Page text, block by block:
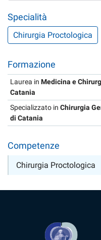
Formazione
Laurea in Medicina e
Catania
Specializzato in Chirurgia
di Catania
Competenze
Chirurgia Proctologica
Specialità
Chirurgia Proctologica